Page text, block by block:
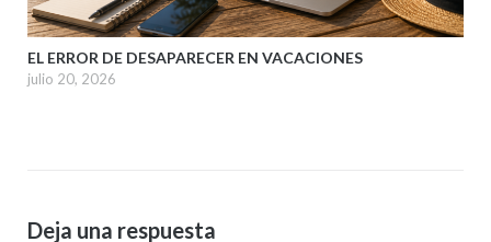
EL ERROR DE DESAPARECER EN VACACIONES
julio 20, 2026
Deja una respuesta